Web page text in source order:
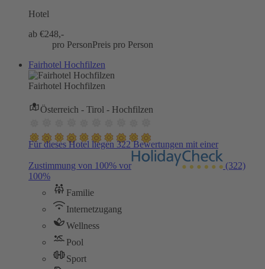
Hotel
ab €248,-
pro PersonPreis pro Person
Fairhotel Hochfilzen
Fairhotel Hochfilzen
Österreich - Tirol - Hochfilzen
Für dieses Hotel liegen 322 Bewertungen mit einer
Zustimmung von 100% vor
(322)
100%
Familie
Internetzugang
Wellness
Pool
Sport